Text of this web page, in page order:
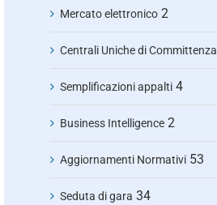
Mercato elettronico 2
Centrali Uniche di Committenza
Semplificazioni appalti 4
Business Intelligence 2
Aggiornamenti Normativi 53
Seduta di gara 34